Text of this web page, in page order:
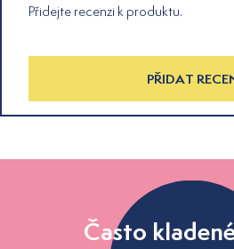
Přidejte recenzi k produktu.
PŘIDAT
Často